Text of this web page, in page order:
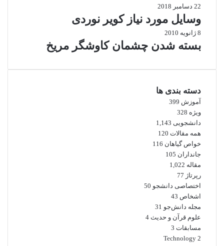
22 دسامبر 2018
وسایل مورد نیاز کویر نوردی
8 ژانویه 2010
بسته شدن چشمان کاوشگر مريخ
دسته بندی ها
آموزش 399
ویژه 328
دانشجویی 1,143
همه مقالات 120
خواص گیاهان 116
جانداران 105
مقاله 1,022
رپرتاژ 77
اختصاصی دانشجو 50
اشخاص 43
مجله دانش‌جو 31
علوم قرآن و حدیث 4
مسابقات 3
Technology 2